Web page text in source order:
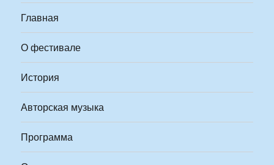
Главная
О фестивале
История
Авторская музыка
Программа